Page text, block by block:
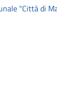
"Città di